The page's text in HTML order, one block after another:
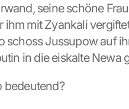
seine schöne
ihm mit Zyankali
schoss Jussupow auf
in die eiskalte Newa
bedeutend?